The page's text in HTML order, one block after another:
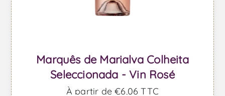
Marquês de Marialva Colheita
Seleccionada - Vin Rosé
À partir de €6,06 TTC